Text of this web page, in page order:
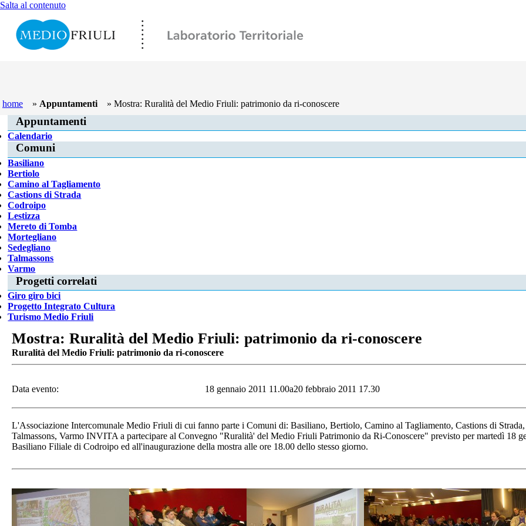
Salta al contenuto
home
» Appuntamenti » Mostra: Ruralità del Medio Friuli: patrimonio da ri-conoscere
Appuntamenti
Calendario
Comuni
Basiliano
Bertiolo
Camino al Tagliamento
Castions di Strada
Codroipo
Lestizza
Mereto di Tomba
Mortegliano
Sedegliano
Talmassons
Varmo
Progetti correlati
Giro giro bici
Progetto Integrato Cultura
Turismo Medio Friuli
Mostra: Ruralità del Medio Friuli: patrimonio da ri-conoscere
Ruralità del Medio Friuli: patrimonio da ri-conoscere
Data evento: 18 gennaio 2011 11.00a20 febbraio 2011 17.30
L'Associazione Intercomunale Medio Friuli di cui fanno parte i Comuni di: Basiliano, Bertiolo, Camino al Tagliamento, Castions di
Talmassons, Varmo INVITA a partecipare al Convegno "Ruralità' del Medio Friuli Patrimonio da Ri-Conoscere" previsto per martedì 18
Basiliano Filiale di Codroipo ed all'inaugurazione della mostra alle ore 18.00 dello stesso giorno.